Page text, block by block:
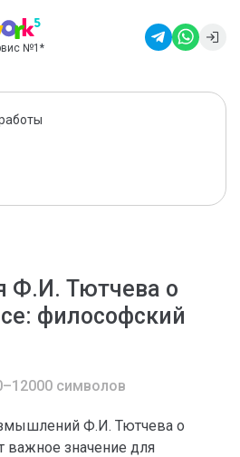
№1 *
Ф.И. Тютчева о
философский
символов
Ф.И. Тютчева о
важное значение для